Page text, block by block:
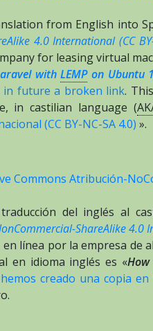
from English into
4.0 International (CC
for leasing virtual
withLEMPon Ubuntu
in future a broken link.
in castilian language (
(CC BY-NC-SA 4.0) ».
Commons Atribución-
del inglés al
ShareAlike 4.0
línea por la empresa de
en idioma inglés es «
hemos creado una copia en